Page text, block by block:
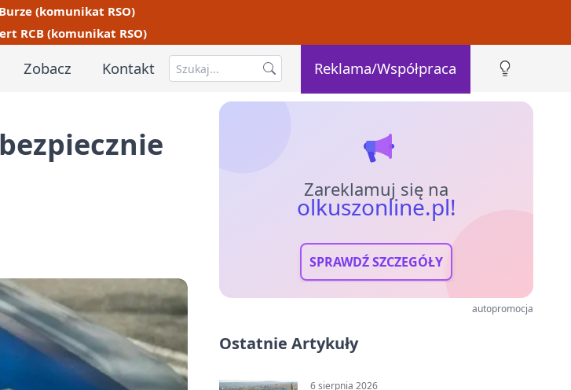
(komunikat RSO)
RCB (komunikat RSO)
Zobacz Kontakt Reklama/Współpraca
Zareklamuj się na
olkuszonline.pl!
SPRAWDŹ SZCZEGÓŁY
autopromocja
Ostatnie Artykuły
6 sierpnia 2026